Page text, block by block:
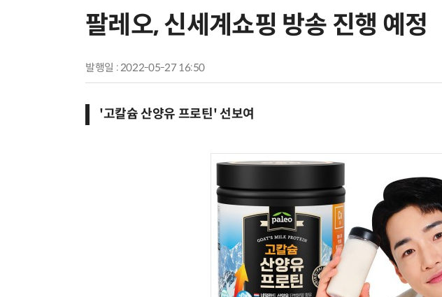
팔레오, 신세계쇼핑 방송 진행 예정
발행일 : 2022-05-27 16:50
'고칼슘 산양유 프로틴' 선보여
6
9
10